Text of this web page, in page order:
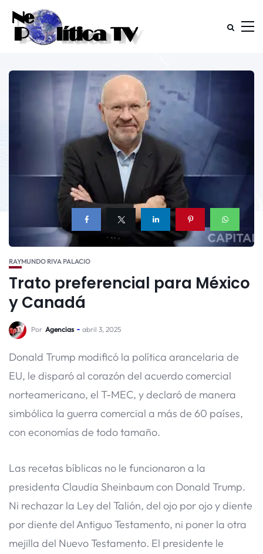
RAYMUNDO RIVA PALACIO
Trato preferencial para México
y Canadá
Por Agencias abril 3, 2025
Donald Trump modificó la política arancelaria de
EU, le disparó al corazón del acuerdo comercial
norteamericano, el T-MEC, y declaró de manera
simbólica la guerra comercial a más de 60 países,
con economías de todo tamaño.
Las recetas bíblicas no le funcionaron a la
presidenta Claudia Sheinbaum con Donald Trump.
Ni rechazar la Ley del Talión, del ojo por ojo y diente
por diente del Antiguo Testamento, ni poner la otra
mejilla del Nuevo Testamento. El presidente le